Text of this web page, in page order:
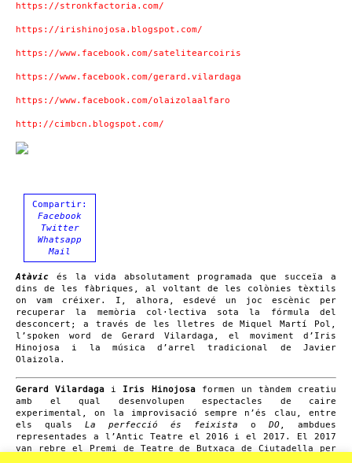
https://stronkfactoria.com/
https://irishinojosa.blogspot.com/
https://www.facebook.com/satelitearcoiris
https://www.facebook.com/gerard.vilardaga
https://www.facebook.com/olaizolaalfaro
http://cimbcn.blogspot.com/
Compartir:
Facebook
Twitter
Whatsapp
Mail
Atàvic és la vida absolutament programada que succeïa a
dins de les fàbriques, al voltant de les colònies tèxtils
on vam créixer. I, alhora, esdevé un joc escènic per
recuperar la memòria col·lectiva sota la fórmula del
desconcert; a través de les lletres de Miquel Martí Pol,
l’spoken word de Gerard Vilardaga, el moviment d’Iris
Hinojosa i la música d’arrel tradicional de Javier
Olaizola.
Gerard Vilardaga i Iris Hinojosaformen un tàndem creatiu
amb el qual desenvolupen espectacles de caire
experimental, on la improvisació sempre n’és clau, entre
els quals La perfecció és feixista o DO , ambdues
representades a l’Antic Teatre el 2016 i el 2017. El 2017
van rebre el Premi de Teatre de Butxaca de Ciutadella per